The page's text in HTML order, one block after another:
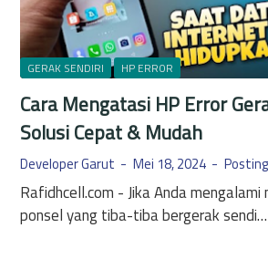
GERAK SENDIRI HP ERROR
Cara Mengatasi HP Error
Solusi Cepat & Mudah
Developer Garut Mei 18, 2024
Rafidhcell.com - Jika Anda
ponsel yang tiba-tiba bergerak sendi…